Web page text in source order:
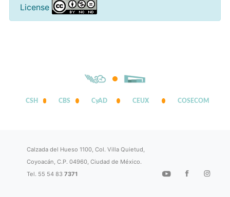
License
CSH CBS CyAD CEUX COSECOM
Calzada del Hueso 1100, Col. Villa Quietud,
Coyoacán, C.P. 04960, Ciudad de México.
Tel. 55 54 837371